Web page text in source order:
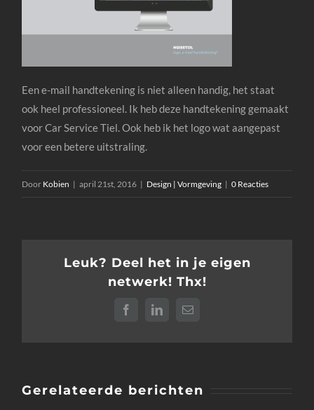
Een e-mail handtekening is niet alleen handig, het staat
ook heel professioneel. Ik heb deze handtekening gemaakt
voor Car Service Tiel. Ook heb ik het logo wat aangepast
voor een betere uitstraling.
Door Kobien | april 21st, 2016 | Design | Vormgeving | 0 Reacties
Leuk? Deel het in je eigen
netwerk! Thx!
FacebookLinkedIn
E-
Gerelateerde berichten